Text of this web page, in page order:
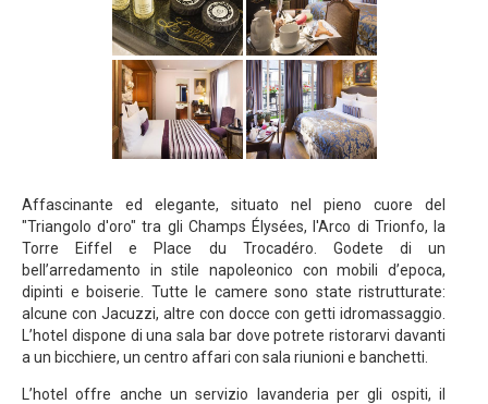
Affascinante ed elegante, situato nel pieno cuore del
"Triangolo d'oro" tra gli Champs Élysées, l'Arco di Trionfo, la
Torre Eiffel e Place du Trocadéro. Godete di un
bell’arredamento in stile napoleonico con mobili d’epoca,
dipinti e boiserie. Tutte le camere sono state ristrutturate:
alcune con Jacuzzi, altre con docce con getti idromassaggio.
L’hotel dispone di una sala bar dove potrete ristorarvi davanti
a un bicchiere, un centro affari con sala riunioni e banchetti.
L’hotel offre anche un servizio lavanderia per gli ospiti, il